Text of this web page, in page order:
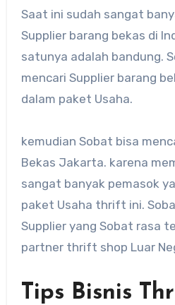
Saat ini sudah sangat
Supplier barang bekas di
satunya adalah bandung.
mencari Supplier barang
dalam paket Usaha.
kemudian Sobat bisa
Bekas Jakarta. karena
sangat banyak pemasok
paket Usaha thrift ini.
Supplier yang Sobat rasa
partner thrift shop Luar
Tips Bisnis